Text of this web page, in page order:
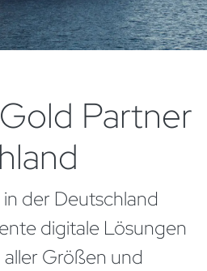
Partner
der Deutschland
digitale Lösungen
Größen und